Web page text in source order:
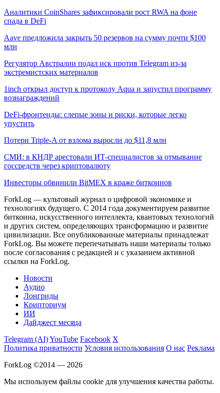
Аналитики CoinShares зафиксировали рост RWA на фоне
спада в DeFi
Aave предложила закрыть 50 резервов на сумму почти $100
млн
Регулятор Австралии подал иск против Telegram из-за
экстремистских материалов
1inch открыл доступ к протоколу Aqua и запустил программу
вознаграждений
DeFi-фронтенды: слепые зоны и риски, которые легко
упустить
Потери Triple-A от взлома выросли до $11,8 млн
СМИ: в КНДР арестовали ИТ-специалистов за отмывание
госсредств через криптовалюту
Инвесторы обвинили BitMEX в краже биткоинов
ForkLog — культовый журнал о цифровой экономике и
технологиях будущего. С 2014 года документируем развитие
биткоина, искусственного интеллекта, квантовых технологий
и других систем, определяющих трансформацию и развитие
цивилизации. Все опубликованные материалы принадлежат
ForkLog. Вы можете перепечатывать наши материалы только
после согласования с редакцией и с указанием активной
ссылки на ForkLog.
Новости
Аудио
Лонгриды
Крипториум
ИИ
Дайджест месяца
Telegram (AI)YouTube Facebook X
Политика приватности Условия использования О нас Реклама
ForkLog ©2014 — 2026
Мы используем файлы cookie для улучшения качества работы.